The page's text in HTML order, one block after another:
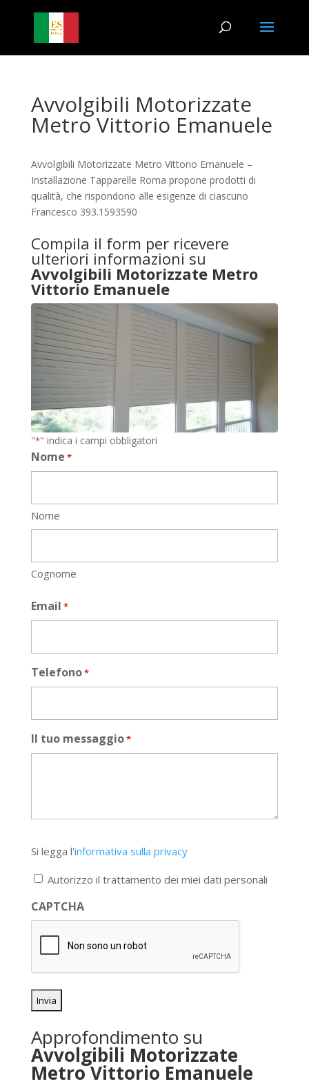
Avvolgibili Motorizzate
Metro Vittorio Emanuele
Avvolgibili Motorizzate Metro Vittorio Emanuele –
Installazione Tapparelle Roma propone prodotti di
qualità, che rispondono alle esigenze di ciascuno
Francesco 393.1593590
Compila il form per ricevere
ulteriori informazioni su
Avvolgibili Motorizzate Metro
Vittorio Emanuele
"*" indica i campi obbligatori
Nome *
Nome
Cognome
Email *
Telefono*
Il tuo messaggio*
legga
l'informativa
privacy
*
Si legga l'informativa sulla privacy
Autorizzo il trattamento dei miei dati personali
CAPTCHA
Approfondimento su
Avvolgibili Motorizzate
Metro Vittorio Emanuele